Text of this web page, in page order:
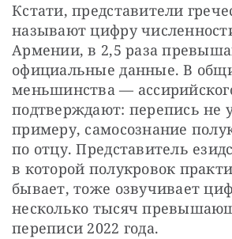
Кстати, представители
называют цифру
Армении, в 2,5 раза
официальные данные. В
меньшинства —
подтверждают: перепись не
примеру, самосознание
по отцу. Представитель
в которой полукровок
бывает, тоже озвучивает
несколько тысяч
переписи 2022 года.